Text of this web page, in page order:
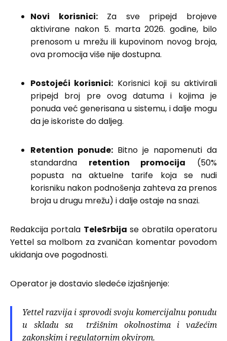
Novi korisnici:Za sve pripejd brojeve
aktivirane nakon 5. marta 2026. godine, bilo
prenosom u mrežu ili kupovinom novog broja,
ova promocija više nije dostupna.
Postojeći korisnici: Korisnici koji su aktivirali
pripejd broj pre ovog datuma i kojima je
ponuda već generisana u sistemu, i dalje mogu
da je iskoriste do daljeg.
Retention ponude: Bitno je napomenuti da
standardna retention promocija (50%
popusta na aktuelne tarife koja se nudi
korisniku nakon podnošenja zahteva za prenos
broja u drugu mrežu) i dalje ostaje na snazi.
Redakcija portala TeleSrbija se obratila operatoru
Yettel sa molbom za zvaničan komentar povodom
ukidanja ove pogodnosti.
Operator je dostavio sledeće izjašnjenje:
Yettel razvija i sprovodi svoju komercijalnu ponudu
u skladu sa tržišnim okolnostima i važećim
zakonskim i regulatornim okvirom.